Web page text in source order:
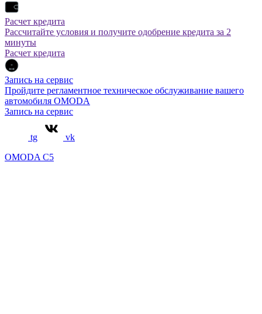
Расчет кредита
Рассчитайте условия и получите одобрение кредита за 2
минуты
Расчет кредита
Запись на сервис
Пройдите регламентное техническое обслуживание вашего
автомобиля OMODA
Запись на сервис
tg
vk
OMODA C5